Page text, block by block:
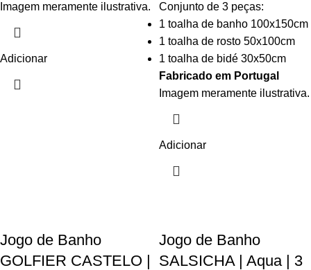
Imagem meramente ilustrativa.
Adicionar
Conjunto de 3 peças:
1 toalha de banho 100x150cm
1 toalha de rosto 50x100cm
1 toalha de bidé 30x50cm
Fabricado em Portugal
Imagem meramente ilustrativa.
Adicionar
Jogo de Banho
GOLFIER CASTELO |
Jogo de Banho
SALSICHA | Aqua | 3